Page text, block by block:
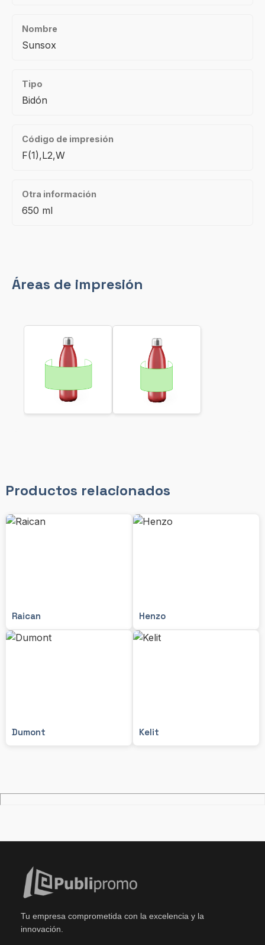
Nombre
Sunsox
Tipo
Bidón
Código de impresión
F(1),L2,W
Otra información
650 ml
Áreas de impresión
Productos relacionados
Raican Henzo
Dumont Kelit
Tu empresa comprometida con la excelencia y la
innovación.